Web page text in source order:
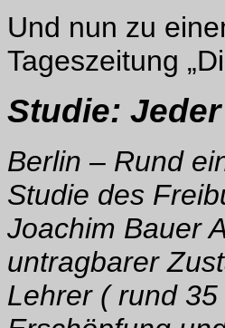
Und nun zu
Tageszeitung
Studie:
Berlin – Rund
Studie des
Joachim Bauer
untragbarer
Lehrer ( rund